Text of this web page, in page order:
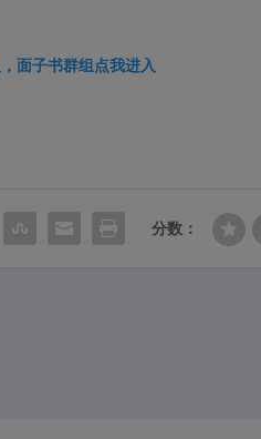
，面子书群组点我进入
分数：